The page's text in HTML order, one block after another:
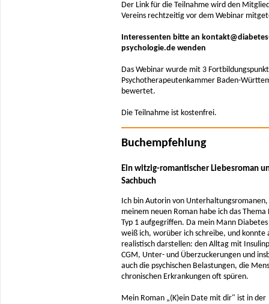
Der Link für die Teilnahme wird den
Vereins rechtzeitig vor dem Webinar
Interessenten bitte an
psychologie.de wenden
Das Webinar wurde mit 3
Psychotherapeutenkammer Baden-
bewertet.
Die Teilnahme ist kostenfrei.
Buchempfehlung
Ein witzig-romantischer Liebesroman
Sachbuch
Ich bin Autorin von Unterhaltungsromanen,
meinem neuen Roman habe ich das Thema
Typ 1 aufgegriffen. Da mein Mann
weiß ich, worüber ich schreibe, und konnte
realistisch darstellen: den Alltag mit
CGM, Unter- und Überzuckerungen und
auch die psychischen Belastungen, die
chronischen Erkrankungen oft spüren.
Mein Roman „(K)ein Date mit dir" ist in der